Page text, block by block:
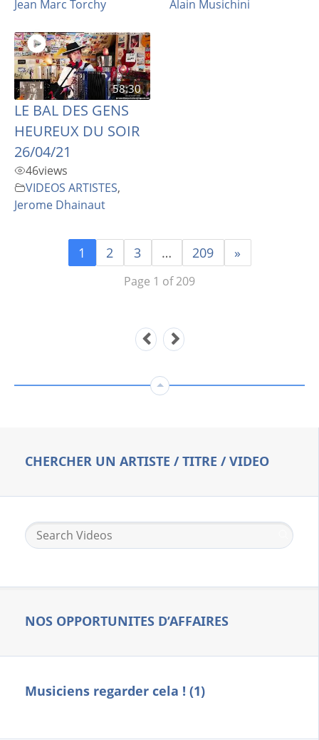
Jean Marc Torchy Alain Musichini
58:30
LE BAL DES GENS
HEUREUX DU SOIR
26/04/21
46views
VIDEOS ARTISTES,
Jerome Dhainaut
1 2 3 … 209 »
Page 1 of 209
CHERCHER UN ARTISTE / TITRE / VIDEO
NOS OPPORTUNITES D’AFFAIRES
Musiciens regarder cela ! (1)